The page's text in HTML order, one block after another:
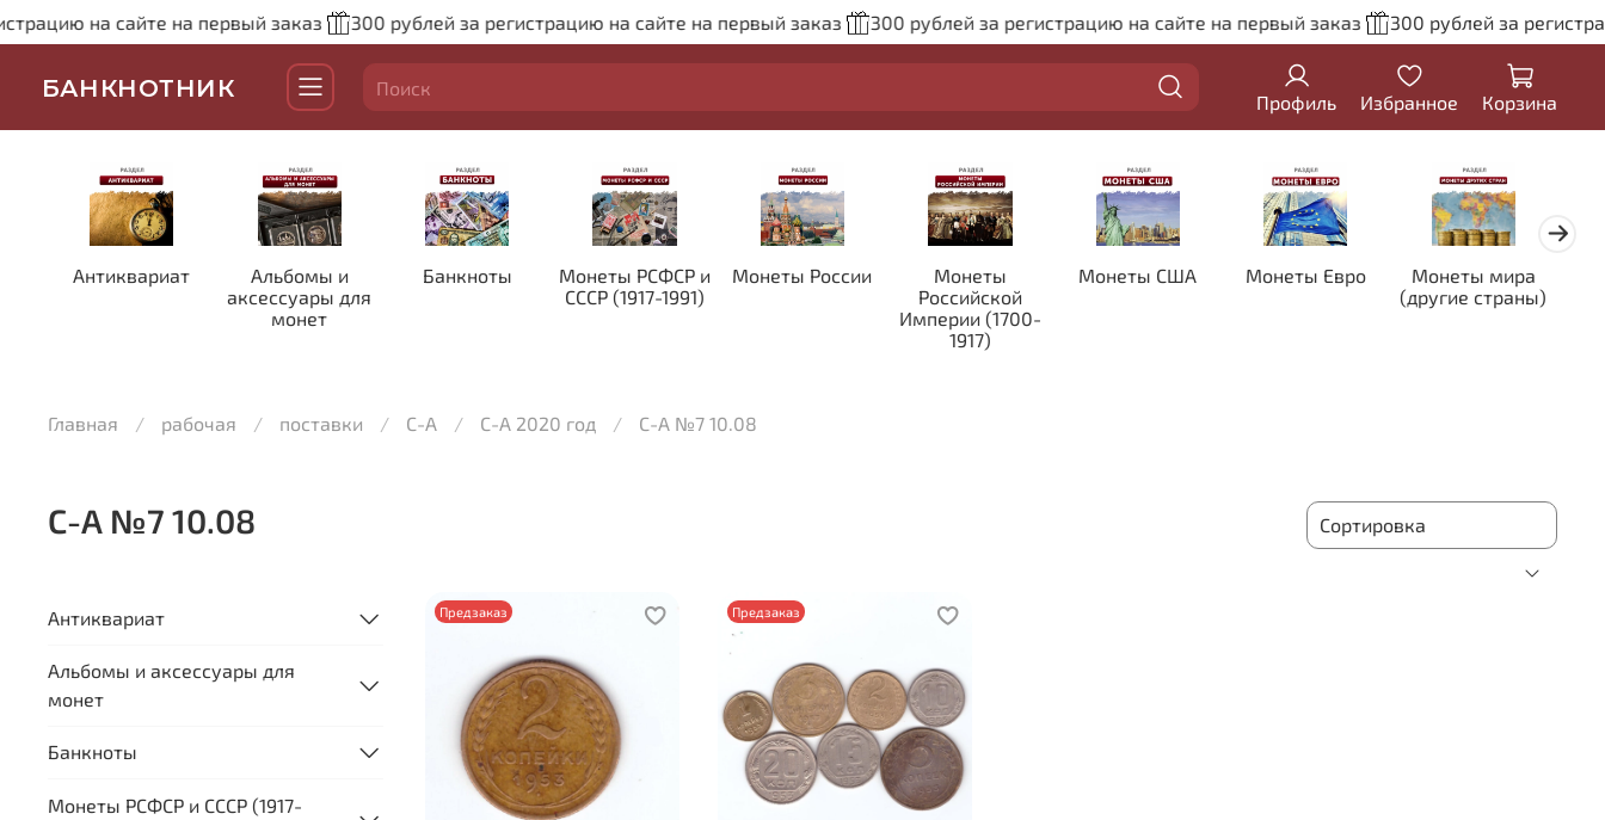
на сайте на первый заказ 300 рублей за регистрацию на сайте на первый заказ 300 рублей за регистрацию на сайте на первый заказ 300 рублей за
БАНКНОТНИК
Профиль Избранное Корзина
Антиквариат
Альбомы и
аксессуары для
монет
Банкноты
Монеты РСФСР и
СССР (1917-1991)
Монеты России
Монеты
Российской
Империи (1700-
1917)
Монеты США Монеты Евро
Монеты мира
(другие страны)
Главная рабочая поставки С-А С-А 2020 год С-А №7 10.08
С-А №7 10.08
Предзаказ Предзаказ
Антиквариат
Альбомы и аксессуары для
монет
Банкноты
Монеты РСФСР и СССР (1917-